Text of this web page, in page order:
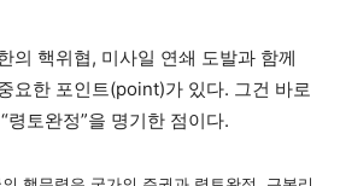
의 핵위협, 미사일 연쇄 도발과 함께
요한 포인트(point)가 있다. 그건 바로
령토완정”을 명기한 점이다.